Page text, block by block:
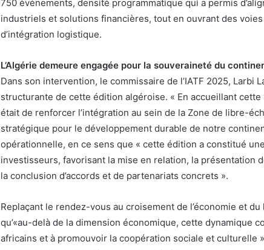
750 événements, densité programmatique qui a permis
industriels et solutions financières, tout en ouvrant des
d’intégration logistique.
L’Algérie demeure engagée pour la souveraineté du
Dans son intervention, le commissaire de l’IATF 2025, Larbi
structurante de cette édition algéroise. « En accueillant
était de renforcer l’intégration au sein de la Zone de libre-
stratégique pour le développement durable de notre
opérationnelle, en ce sens que « cette édition a constitué
investisseurs, favorisant la mise en relation, la présentation
la conclusion d’accords et de partenariats concrets ».
Replaçant le rendez-vous au croisement de l’économie et
qu’«au-delà de la dimension économique, cette dynamique
africains et à promouvoir la coopération sociale et culturelle